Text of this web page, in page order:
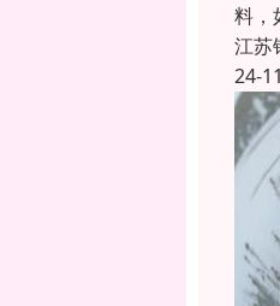
料，
江苏
24-